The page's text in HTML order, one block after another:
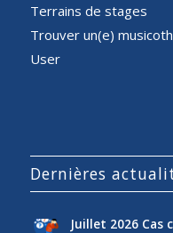
Terrains de stages
Trouver un(e)
User
Dernières
Juillet 2026 Cas